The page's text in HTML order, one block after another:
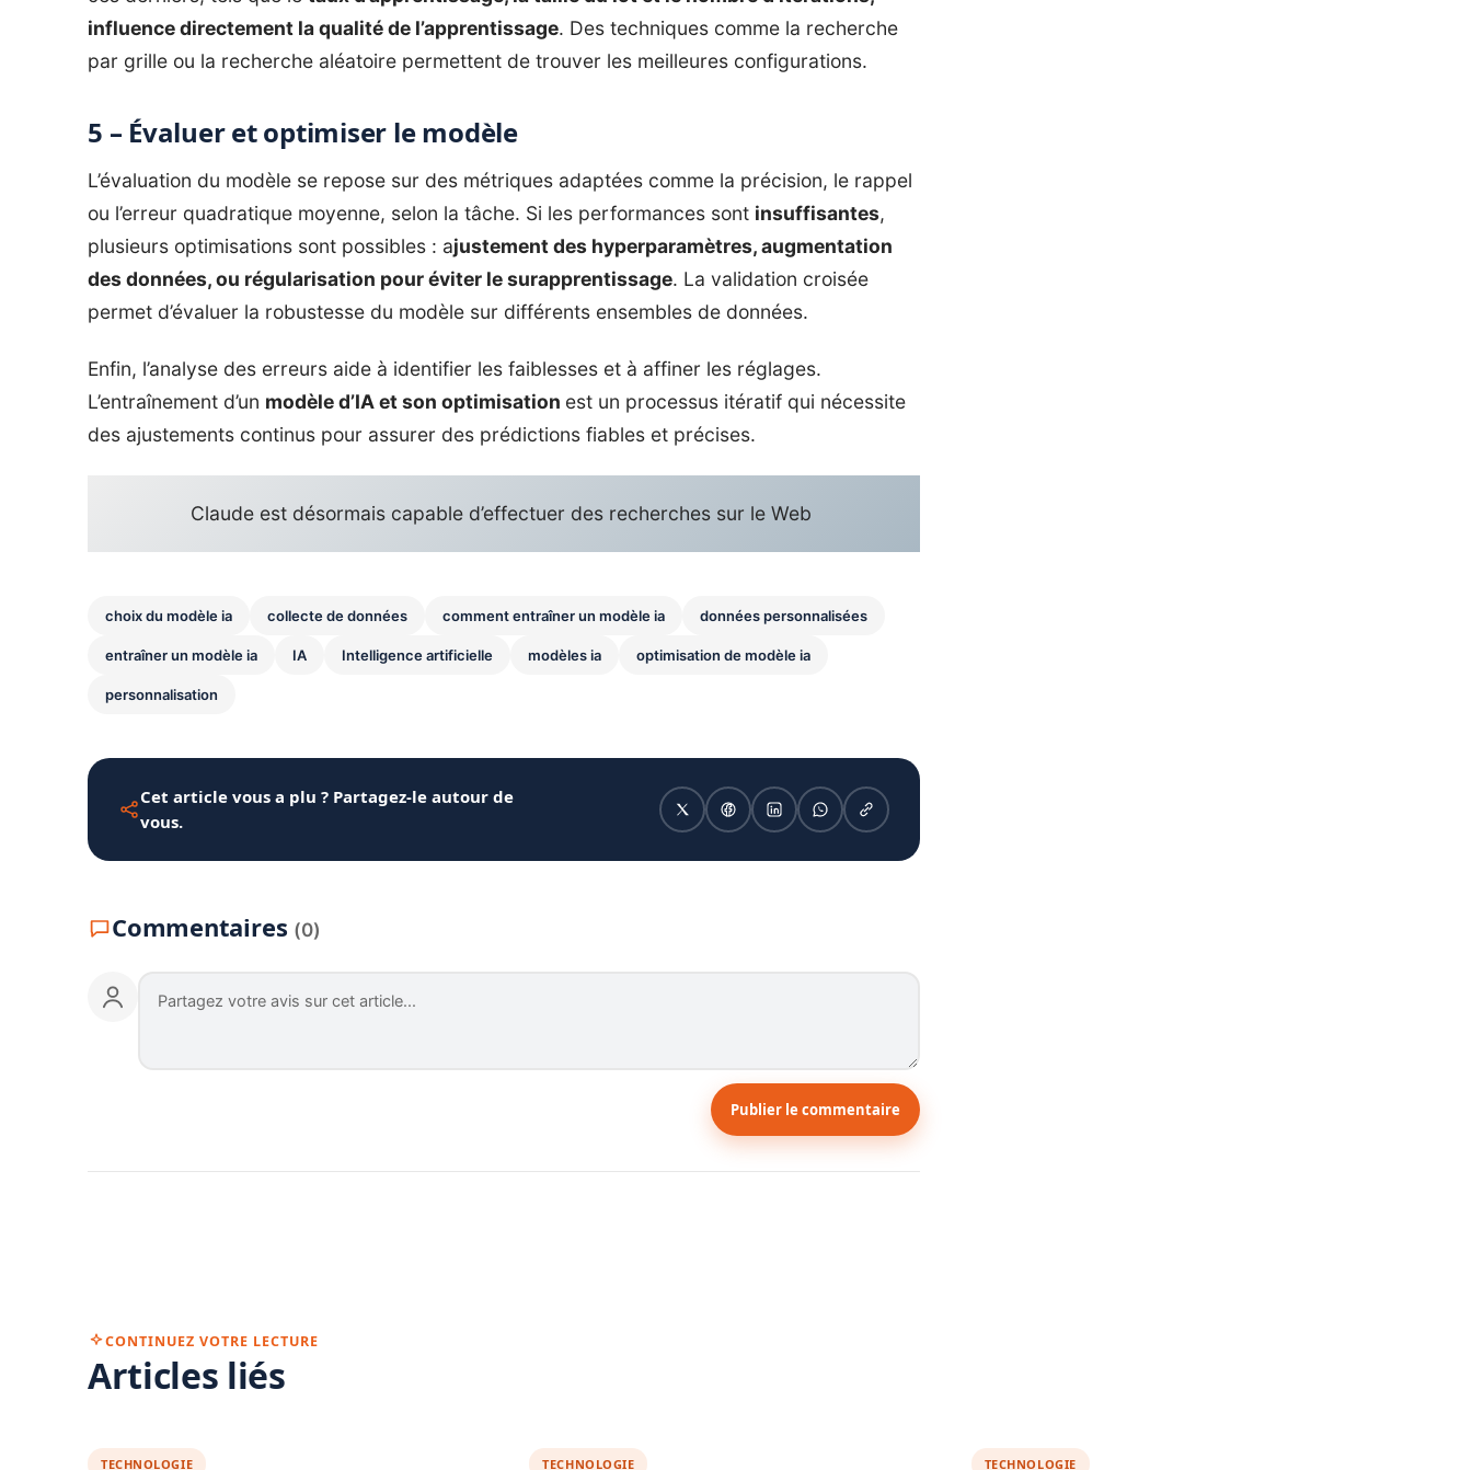
influence directement la qualité de l’apprentissage. Des techniques comme la recherche
par grille ou la recherche aléatoire permettent de trouver les meilleures configurations.
5 – Évaluer et optimiser le modèle
L’évaluation du modèle se repose sur des métriques adaptées comme la précision, le rappel
ou l’erreur quadratique moyenne, selon la tâche. Si les performances sont insuffisantes,
plusieurs optimisations sont possibles : ajustement des hyperparamètres, augmentation
des données, ou régularisation pour éviter le surapprentissage. La validation croisée
permet d’évaluer la robustesse du modèle sur différents ensembles de données.
Enfin, l’analyse des erreurs aide à identifier les faiblesses et à affiner les réglages.
L’entraînement d’un modèle d’IA et son optimisation est un processus itératif qui nécessite
des ajustements continus pour assurer des prédictions fiables et précises.
Claude est désormais capable d’effectuer des recherches sur le Web
choix du modèle ia collecte de données comment entraîner un modèle ia données personnalisées
entraîner un modèle ia IA Intelligence artificielle modèles ia optimisation de modèle ia
personnalisation
Cet article vous a plu ? Partagez-le autour de
vous.
Commentaires (0)
Publier le commentaire
CONTINUEZ VOTRE LECTURE
Articles liés
TECHNOLOGIE TECHNOLOGIE TECHNOLOGIE